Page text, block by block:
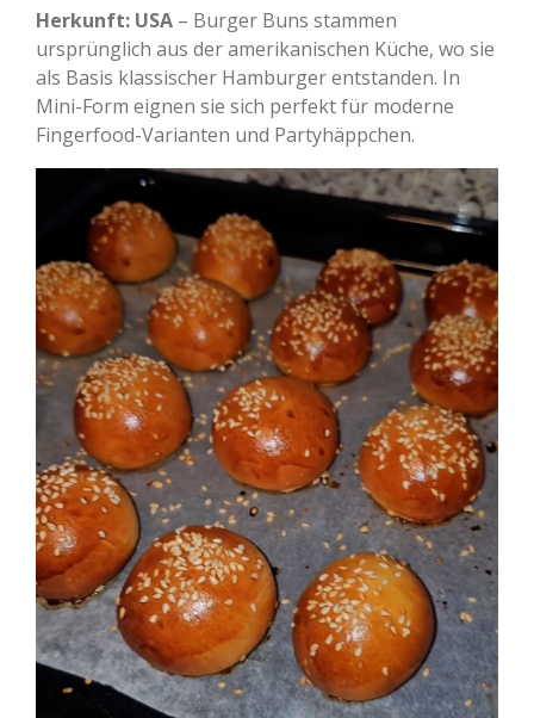
Herkunft: USA – Burger Buns stammen
ursprünglich aus der amerikanischen Küche, wo sie
als Basis klassischer Hamburger entstanden. In
Mini-Form eignen sie sich perfekt für moderne
Fingerfood-Varianten und Partyhäppchen.